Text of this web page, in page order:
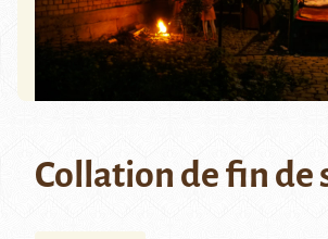
Collation de fin de